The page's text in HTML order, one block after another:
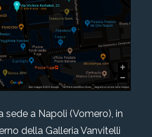
sede a Napoli (Vomero), in
della Galleria Vanvitelli